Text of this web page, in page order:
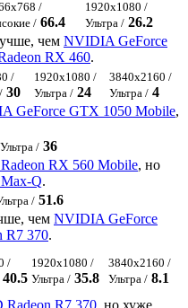
/
/ 66.4
1920x1080 /
Ультра / 26.2
чем NVIDIA GeForce
RX 460.
/
30
1920x1080 /
Ультра / 24
3840x2160 /
Ультра / 4
GeForce GTX 1050 Mobile,
/ 36
RX 560 Mobile, но
Q.
/ 51.6
чем NVIDIA GeForce
R7 370.
/
40.5
1920x1080 /
Ультра / 35.8
3840x2160 /
Ультра / 8.1